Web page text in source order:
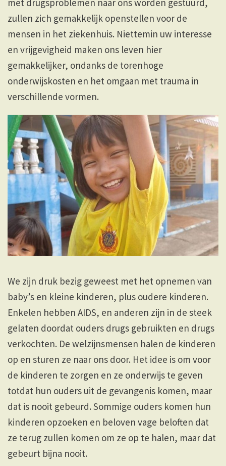
met drugsproblemen naar ons worden gestuurd,
zullen zich gemakkelijk openstellen voor de
mensen in het ziekenhuis. Niettemin uw interesse
en vrijgevigheid maken ons leven hier
gemakkelijker, ondanks de torenhoge
onderwijskosten en het omgaan met trauma in
verschillende vormen.
We zijn druk bezig geweest met het opnemen van
baby’s en kleine kinderen, plus oudere kinderen.
Enkelen hebben AIDS, en anderen zijn in de steek
gelaten doordat ouders drugs gebruikten en drugs
verkochten. De welzijnsmensen halen de kinderen
op en sturen ze naar ons door. Het idee is om voor
de kinderen te zorgen en ze onderwijs te geven
totdat hun ouders uit de gevangenis komen, maar
dat is nooit gebeurd. Sommige ouders komen hun
kinderen opzoeken en beloven vage beloften dat
ze terug zullen komen om ze op te halen, maar dat
gebeurt bijna nooit.